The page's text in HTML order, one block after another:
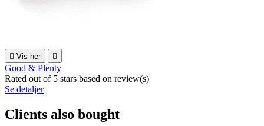
 Vis her 
Good & Plenty
Rated out of 5 stars based on review(s)
Se detaljer
Clients also bought